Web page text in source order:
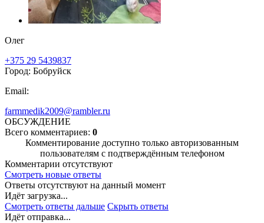
Олег
+375 29 5439837
Город: Бобруйск
Email:
farmmedik2009@rambler.ru
ОБСУЖДЕНИЕ
Всего комментариев: 0
Комментирование доступно только авторизованным
пользователям с подтверждённым телефоном
Комментарии отсутствуют
Смотреть новые ответы
Ответы отсутствуют на данный момент
Идёт загрузка...
Смотреть ответы дальше Скрыть ответы
Идёт отправка...